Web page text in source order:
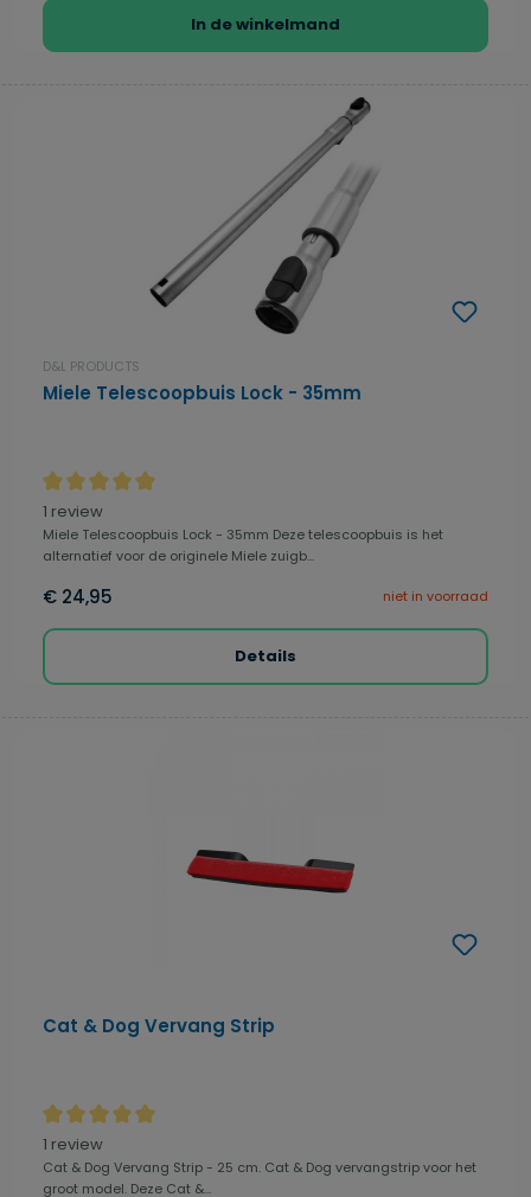
In de winkelmand
D&L PRODUCTS
Miele Telescoopbuis Lock - 35mm
Gemiddelde waardering van 5 van 5 sterren
1 review
Miele Telescoopbuis Lock - 35mm Deze telescoopbuis is het
alternatief voor de originele Miele zuigb...
€ 24,95 niet in voorraad
Details
Cat & Dog Vervang Strip
Gemiddelde waardering van 5 van 5 sterren
1 review
Cat & Dog Vervang Strip - 25 cm. Cat & Dog vervangstrip voor het
groot model. Deze Cat &...